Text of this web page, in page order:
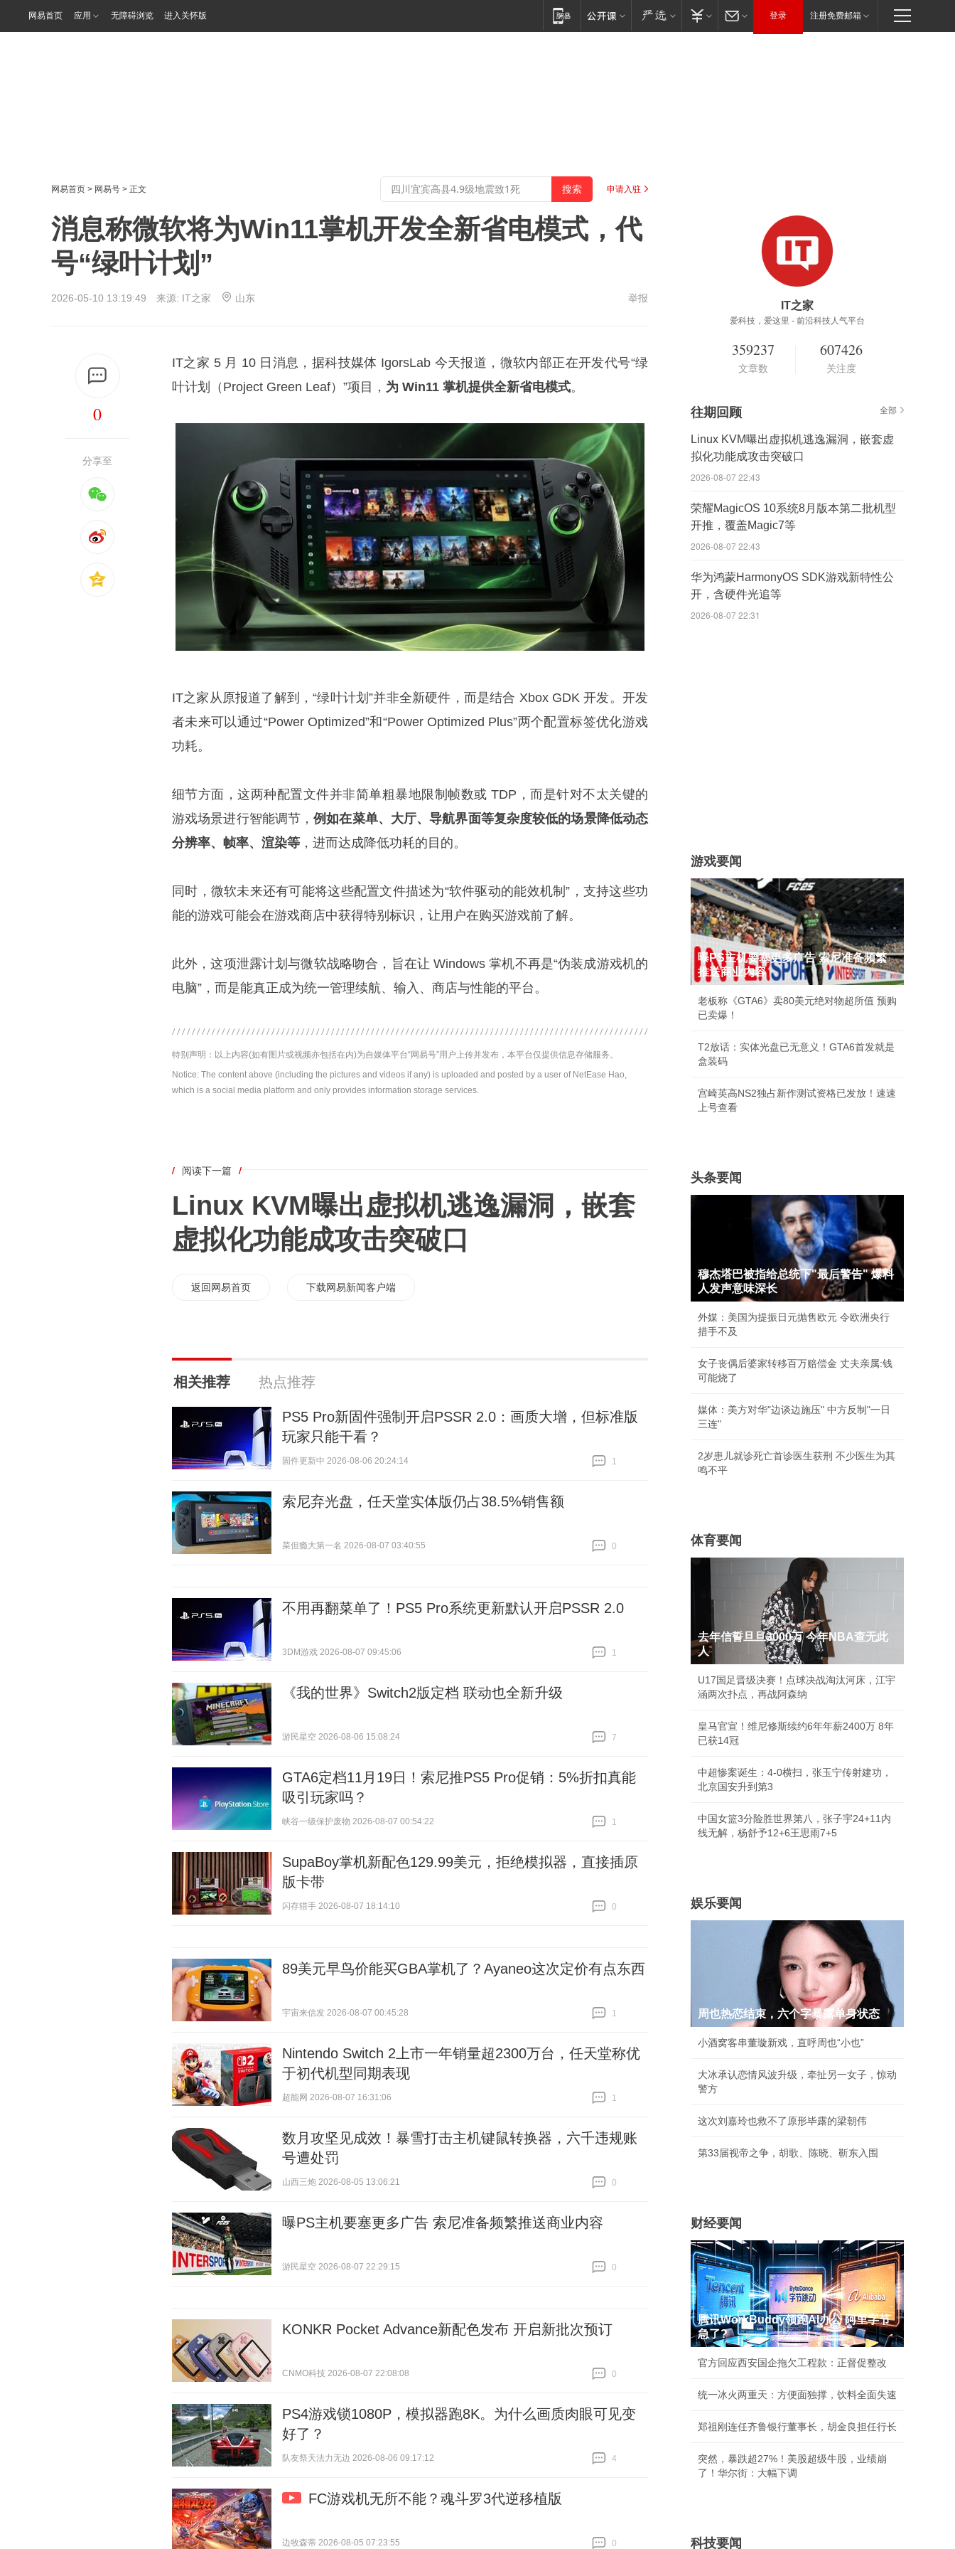
网易首页 应用 无障碍浏览 进入关怀版 登录 注册免费邮箱
网易首页 > 网易号 > 正文 申请入驻
消息称微软将为Win11掌机开发全新省电模式，代
号“绿叶计划”
2026-05-10 13:19:49 来源: IT之家 山东 举报
0
分享至
IT之家 5 月 10 日消息，据科技媒体 IgorsLab 今天报道，微软内部正在开发代号“绿
叶计划（Project Green Leaf）”项目， 为 Win11 掌机提供全新省电模式。
IT之家从原报道了解到，“绿叶计划”并非全新硬件，而是结合 Xbox GDK 开发。开发
者未来可以通过“Power Optimized”和“Power Optimized Plus”两个配置标签优化游戏
功耗。
细节方面，这两种配置文件并非简单粗暴地限制帧数或 TDP，而是针对不太关键的
游戏场景进行智能调节，例如在菜单、大厅、导航界面等复杂度较低的场景降低动态
分辨率、帧率、渲染等 ，进而达成降低功耗的目的。
同时，微软未来还有可能将这些配置文件描述为“软件驱动的能效机制”，支持这些功
能的游戏可能会在游戏商店中获得特别标识，让用户在购买游戏前了解。
此外，这项泄露计划与微软战略吻合，旨在让 Windows 掌机不再是“伪装成游戏机的
电脑”，而是能真正成为统一管理续航、输入、商店与性能的平台。
特别声明：以上内容(如有图片或视频亦包括在内)为自媒体平台“网易号”用户上传并发布，本平台仅提供信息存储服务。
Notice: The content above (including the pictures and videos if any) is uploaded and posted by a user of NetEase Hao,
which is a social media platform and only provides information storage services.
/ 阅读下一篇 /
Linux KVM曝出虚拟机逃逸漏洞，嵌套
虚拟化功能成攻击突破口
返回网易首页 下载网易新闻客户端
相关推荐 热点推荐
PS5 Pro新固件强制开启PSSR 2.0：画质大增，但标准版
玩家只能干看？
固件更新中 2026-08-06 20:24:14
1
索尼弃光盘，任天堂实体版仍占38.5%销售额
菜但瘾大第一名 2026-08-07 03:40:55
0
不用再翻菜单了！PS5 Pro系统更新默认开启PSSR 2.0
3DM游戏 2026-08-07 09:45:06
1
《我的世界》Switch2版定档 联动也全新升级
游民星空 2026-08-06 15:08:24
7
GTA6定档11月19日！索尼推PS5 Pro促销：5%折扣真能
吸引玩家吗？
峡谷一级保护废物 2026-08-07 00:54:22
1
SupaBoy掌机新配色129.99美元，拒绝模拟器，直接插原
版卡带
闪存猎手 2026-08-07 18:14:10
0
89美元早鸟价能买GBA掌机了？Ayaneo这次定价有点东西
宇宙来信发 2026-08-07 00:45:28
1
Nintendo Switch 2上市一年销量超2300万台，任天堂称优
于初代机型同期表现
超能网 2026-08-07 16:31:06
1
数月攻坚见成效！暴雪打击主机键鼠转换器，六千违规账
号遭处罚
山西三炮 2026-08-05 13:06:21
0
曝PS主机要塞更多广告 索尼准备频繁推送商业内容
游民星空 2026-08-07 22:29:15
0
KONKR Pocket Advance新配色发布 开启新批次预订
CNMO科技 2026-08-07 22:08:08
0
PS4游戏锁1080P，模拟器跑8K。为什么画质肉眼可见变
好了？
队友祭天法力无边 2026-08-06 09:17:12
4
FC游戏机无所不能？魂斗罗3代逆移植版
边牧森蒂 2026-08-05 07:23:55 0
IT之家
爱科技，爱这里 - 前沿科技人气平台
359237
文章数
607426
关注度
往期回顾 全部
Linux KVM曝出虚拟机逃逸漏洞，嵌套虚
拟化功能成攻击突破口
2026-08-07 22:43
荣耀MagicOS 10系统8月版本第二批机型
开推，覆盖Magic7等
2026-08-07 22:43
华为鸿蒙HarmonyOS SDK游戏新特性公
开，含硬件光追等
2026-08-07 22:31
游戏要闻
曝PS主机要塞更多广告 索尼准备频繁
推送商业内容
老板称《GTA6》卖80美元绝对物超所值 预购
已卖爆！
T2放话：实体光盘已无意义！GTA6首发就是
盒装码
宫崎英高NS2独占新作测试资格已发放！速速
上号查看
头条要闻
穆杰塔巴被指给总统下"最后警告" 爆料
人发声意味深长
外媒：美国为提振日元抛售欧元 令欧洲央行
措手不及
女子丧偶后婆家转移百万赔偿金 丈夫亲属:钱
可能烧了
媒体：美方对华"边谈边施压" 中方反制"一日
三连"
2岁患儿就诊死亡首诊医生获刑 不少医生为其
鸣不平
体育要闻
去年信誓旦旦3000万 今年NBA查无此
人
U17国足晋级决赛！点球决战淘汰河床，江宇
涵两次扑点，再战阿森纳
皇马官宣！维尼修斯续约6年年薪2400万 8年
已获14冠
中超惨案诞生：4-0横扫，张玉宁传射建功，
北京国安升到第3
中国女篮3分险胜世界第八，张子宇24+11内
线无解，杨舒予12+6王思雨7+5
娱乐要闻
周也热恋结束，六个字暴露单身状态
小酒窝客串董璇新戏，直呼周也“小也”
大冰承认恋情风波升级，牵扯另一女子，惊动
警方
这次刘嘉玲也救不了原形毕露的梁朝伟
第33届视帝之争，胡歌、陈晓、靳东入围
财经要闻
腾讯WorkBuddy领跑AI办公 阿里字节
急了?
官方回应西安国企拖欠工程款：正督促整改
统一冰火两重天：方便面独撑，饮料全面失速
郑祖刚连任齐鲁银行董事长，胡金良担任行长
突然，暴跌超27%！美股超级牛股，业绩崩
了！华尔街：大幅下调
科技要闻